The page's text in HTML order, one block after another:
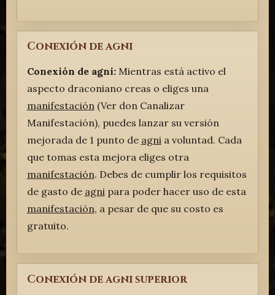
Conexión de agni
Conexión de agni:Mientras está activo el
aspecto draconiano creas o eliges una
manifestación(Ver don Canalizar
Manifestación), puedes lanzar su versión
mejorada de 1 punto de agnia voluntad. Cada
que tomas esta mejora eliges otra
manifestación. Debes de cumplir los requisitos
de gasto de agnipara poder hacer uso de esta
manifestación, a pesar de que su costo es
gratuito.
Conexión de agni superior